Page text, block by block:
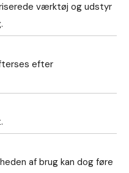
værktøj og udstyr
efter
af brug kan dog føre